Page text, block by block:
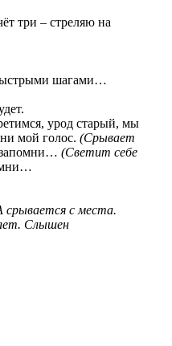
три – стреляю на
шагами…
урод старый, мы
мой голос. (Срывает
(Светит себе
с места.
Слышен